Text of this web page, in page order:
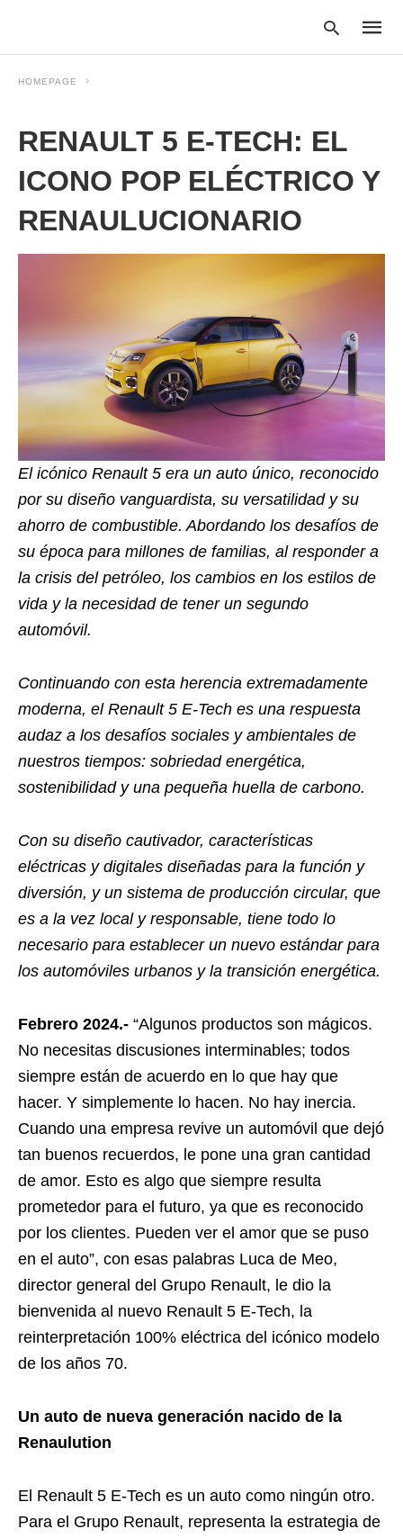
search
query
HOMEPAGE
RENAULT 5 E-TECH: EL
ICONO POP ELÉCTRICO Y
RENAULUCIONARIO
El icónico Renault 5 era un auto único, reconocido
por su diseño vanguardista, su versatilidad y su
ahorro de combustible. Abordando los desafíos de
su época para millones de familias, al responder a
la crisis del petróleo, los cambios en los estilos de
vida y la necesidad de tener un segundo
automóvil.
Continuando con esta herencia extremadamente
moderna, el Renault 5 E-Tech es una respuesta
audaz a los desafíos sociales y ambientales de
nuestros tiempos: sobriedad energética,
sostenibilidad y una pequeña huella de carbono.
Con su diseño cautivador, características
eléctricas y digitales diseñadas para la función y
diversión, y un sistema de producción circular, que
es a la vez local y responsable, tiene todo lo
necesario para establecer un nuevo estándar para
los automóviles urbanos y la transición energética.
Febrero 2024.- “Algunos productos son mágicos.
No necesitas discusiones interminables; todos
siempre están de acuerdo en lo que hay que
hacer. Y simplemente lo hacen. No hay inercia.
Cuando una empresa revive un automóvil que dejó
tan buenos recuerdos, le pone una gran cantidad
de amor. Esto es algo que siempre resulta
prometedor para el futuro, ya que es reconocido
por los clientes. Pueden ver el amor que se puso
en el auto”, con esas palabras Luca de Meo,
director general del Grupo Renault, le dio la
bienvenida al nuevo Renault 5 E-Tech, la
reinterpretación 100% eléctrica del icónico modelo
de los años 70.
Un auto de nueva generación nacido de la
Renaulution
El Renault 5 E-Tech es un auto como ningún otro.
Para el Grupo Renault, representa la estrategia de